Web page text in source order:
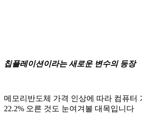
칩플레이션이라는 새로운 변수의 등장
메모리반도체 가격 인상에 따라 컴퓨터
22.2% 오른 것도 눈여겨볼 대목입니다